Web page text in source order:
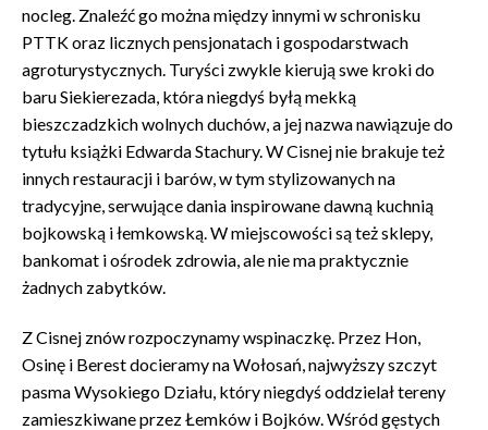
nocleg. Znaleźć go można między innymi w schronisku
PTTK oraz licznych pensjonatach i gospodarstwach
agroturystycznych. Turyści zwykle kierują swe kroki do
baru Siekierezada, która niegdyś byłą mekką
bieszczadzkich wolnych duchów, a jej nazwa nawiązuje do
tytułu książki Edwarda Stachury. W Cisnej nie brakuje też
innych restauracji i barów, w tym stylizowanych na
tradycyjne, serwujące dania inspirowane dawną kuchnią
bojkowską i łemkowską. W miejscowości są też sklepy,
bankomat i ośrodek zdrowia, ale nie ma praktycznie
żadnych zabytków.
Z Cisnej znów rozpoczynamy wspinaczkę. Przez Hon,
Osinę i Berest docieramy na Wołosań, najwyższy szczyt
pasma Wysokiego Działu, który niegdyś oddzielał tereny
zamieszkiwane przez Łemków i Bojków. Wśród gęstych